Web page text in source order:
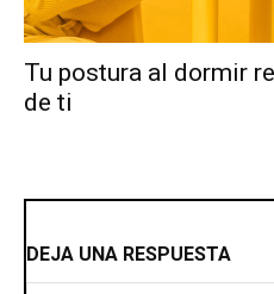
Tu postura al dormir
de ti
DEJA UNA RESPUESTA